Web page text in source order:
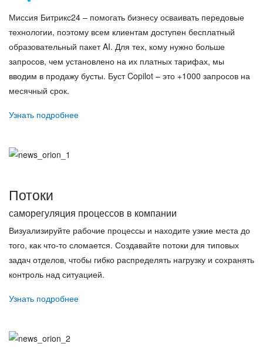
Миссия Битрикс24 – помогать бизнесу осваивать передовые
технологии, поэтому всем клиентам доступен бесплатный
образовательный пакет AI. Для тех, кому нужно больше
запросов, чем установлено на их платных тарифах, мы
вводим в продажу бусты. Буст Copilot – это +1000 запросов на
месячный срок.
Узнать подробнее
Потоки
саморегуляция процессов в компании
Визуализируйте рабочие процессы и находите узкие места до
того, как что-то сломается. Создавайте потоки для типовых
задач отделов, чтобы гибко распределять нагрузку и сохранять
контроль над ситуацией.
Узнать подробнее